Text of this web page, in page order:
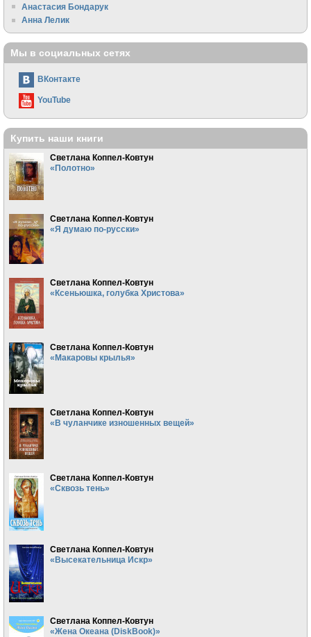
Анастасия Бондарук
Анна Лелик
Мы в социальных сетях
ВКонтакте
YouTube
Купить наши книги
Светлана Коппел-Ковтун
«Полотно»
Светлана Коппел-Ковтун
«Я думаю по-русски»
Светлана Коппел-Ковтун
«Ксеньюшка, голубка Христова»
Светлана Коппел-Ковтун
«Макаровы крылья»
Светлана Коппел-Ковтун
«В чуланчике изношенных вещей»
Светлана Коппел-Ковтун
«Сквозь тень»
Светлана Коппел-Ковтун
«Высекательница Искр»
Светлана Коппел-Ковтун
«Жена Океана (DiskBook)»